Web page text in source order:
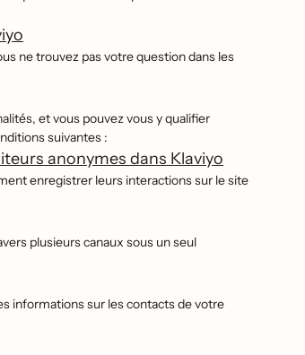
ne trouvez pas votre question dans les
et vous pouvez vous y qualifier
suivantes :
anonymes dans Klaviyo
enregistrer leurs interactions sur le site
plusieurs canaux sous un seul
informations sur les contacts de votre